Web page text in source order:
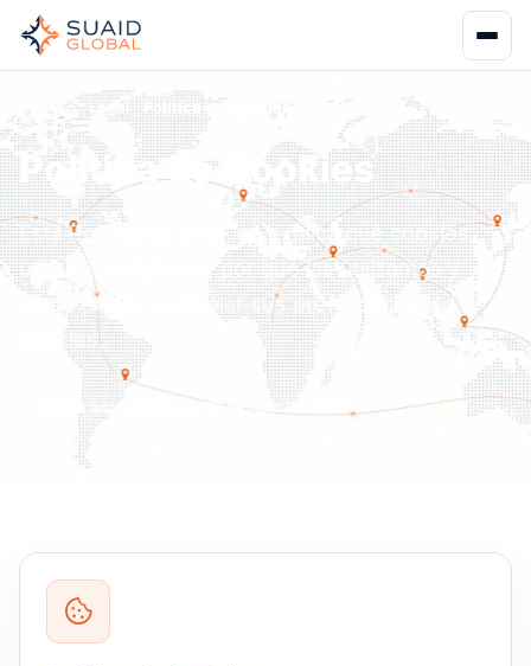
Inicio Legal Política de Cookies
Política de Cookies
Esta Política de Cookies explica qué cookies
utiliza Suaid Global, por qué las utilizamos y
cómo puede controlar sus preferencias de
cookies.
Última actualización: 16 de julio de 2026